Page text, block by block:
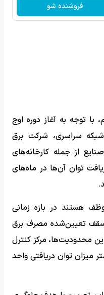
فروشنده شو
با توجه به آغاز دوره اوج
سراسری، شرکت برق
از جمله کارخانه‌های
توان آن‌ها در ماه‌های
هستند در بازه‌ زمانی
رعایت سقف تعیین‌شده مصرف برق
محدودیت‌ها، مرکز کنترل
توان دریافتی واحد